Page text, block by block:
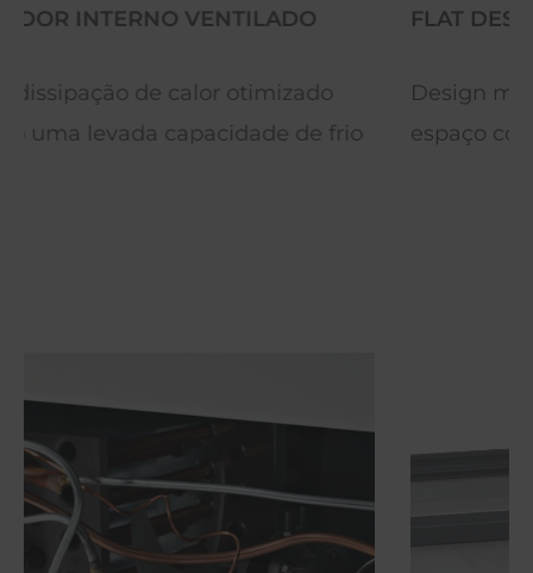
FLAT DESIGN
Design moderno e atraente para qualquer
espaço comercial.